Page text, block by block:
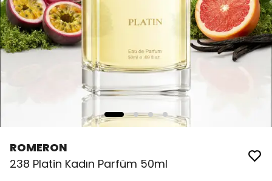
ROMERON
238 Platin Kadın Parfüm 50ml